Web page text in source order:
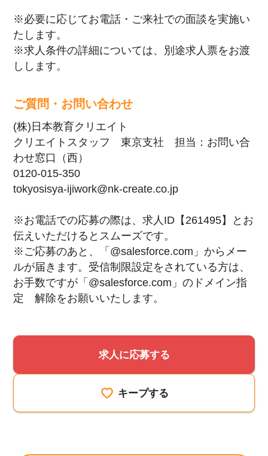
※必要に応じてお電話・ご来社での面談を実施い
たします。
※求人条件の詳細については、別途求人票をお渡
しします。
ご質問・お問い合わせ
(株)日本教育クリエイト
クリエイトスタッフ 東京支社 担当：お問い合
わせ窓口（西）
0120-015-350
tokyosisya-ijiwork@nk-create.co.jp
※お電話での応募の際は、求人ID【261495】とお
伝えいただけるとスムーズです。
※ご応募のあと、「@salesforce.com」からメー
ルが届きます。受信制限設定をされている方は、
お手数ですが「@salesforce.com」のドメイン指
定 解除をお願いいたします。
求人に応募する
キープする